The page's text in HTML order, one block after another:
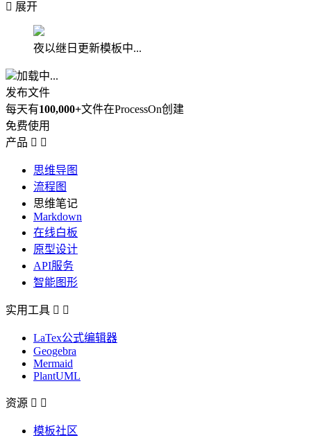
 展开
夜以继日更新模板中...
加载中...
发布文件
每天有100,000+文件在ProcessOn创建
免费使用
产品  
思维导图
流程图
思维笔记
Markdown
在线白板
原型设计
API服务
智能图形
实用工具  
LaTex公式编辑器
Geogebra
Mermaid
PlantUML
资源  
模板社区